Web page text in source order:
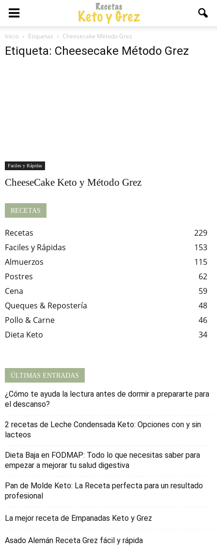
Inicio Etiquetas Cheesecake Método Grez
Etiqueta: Cheesecake Método Grez
Faciles y Rápidas
CheeseCake Keto y Método Grez
RECETAS
Recetas
229
Faciles y Rápidas
153
Almuerzos
115
Postres
62
Cena
59
Queques & Repostería
48
Pollo & Carne
46
Dieta Keto
34
ÚLTIMAS ENTRADAS
¿Cómo te ayuda la lectura antes de dormir a prepararte para
el descanso?
2 recetas de Leche Condensada Keto: Opciones con y sin
lacteos
Dieta Baja en FODMAP: Todo lo que necesitas saber para
empezar a mejorar tu salud digestiva
Pan de Molde Keto: La Receta perfecta para un resultado
profesional
La mejor receta de Empanadas Keto y Grez
Asado Alemán Receta Grez fácil y rápida